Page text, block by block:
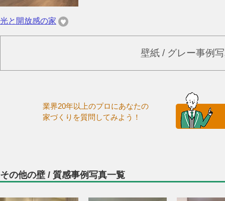
光と開放感の家
壁紙 / グレー事例
業界20年以上のプロにあなたの
家づくりを質問してみよう！
その他の壁 / 質感事例写真一覧